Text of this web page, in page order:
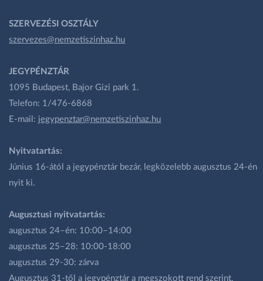
SZERVEZÉSI OSZTÁLY
szervezes@nemzetiszinhaz.hu
JEGYPÉNZTÁR
1095 Budapest, Bajor Gizi park 1.
Telefon: 1/476-6868
E-mail: jegypenztar@nemzetiszinhaz.hu
Nyitvatartás:
Június 16-ától a jegypénztár bezár, legközelebb augusztus 24-én
nyit ki.
Augusztusi nyitvatartás:
augusztus 24–én: 10:00–14:00
augusztus 25–28: 10:00-18:00
augusztus 29-30: zárva
Augusztus 31-től a jegypénztár a megszokott rend szerint,